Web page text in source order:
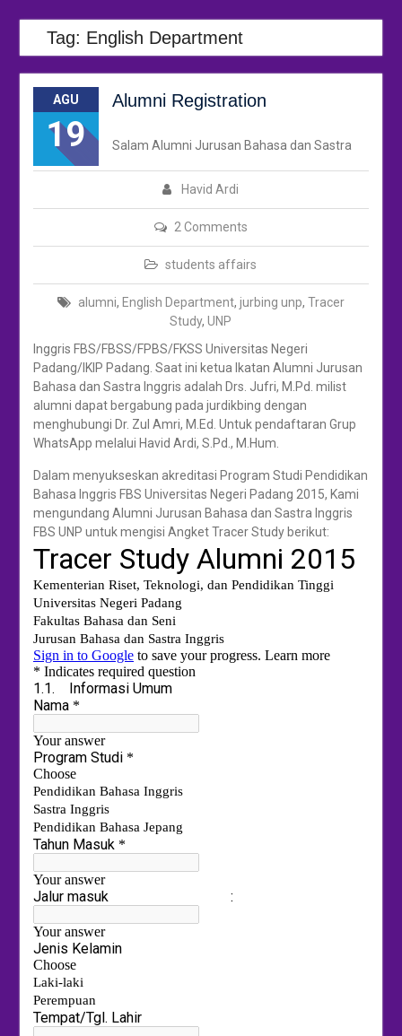
Tag: English Department
AGU
19
Alumni Registration
Havid Ardi
2 Comments
students affairs
alumni, English Department, jurbing unp, Tracer
Study,UNP
Salam Alumni Jurusan Bahasa dan Sastra
Inggris FBS/FBSS/FPBS/FKSS Universitas Negeri
Padang/IKIP Padang. Saat ini ketua Ikatan Alumni Jurusan
Bahasa dan Sastra Inggris adalah Drs. Jufri, M.Pd. milist
alumni dapat bergabung pada jurdikbing dengan
menghubungi Dr. Zul Amri, M.Ed. Untuk pendaftaran Grup
WhatsApp melalui Havid Ardi, S.Pd., M.Hum.
Dalam menyukseskan akreditasi Program Studi Pendidikan
Bahasa Inggris FBS Universitas Negeri Padang 2015, Kami
mengundang Alumni Jurusan Bahasa dan Sastra Inggris
FBS UNP untuk mengisi Angket Tracer Study berikut: